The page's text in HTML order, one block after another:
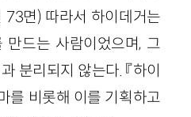
73면) 따라서 하이데거는
드는 사람이었으며, 그
분리되지 않는다. 『하이
를 비롯해 이를 기획하고